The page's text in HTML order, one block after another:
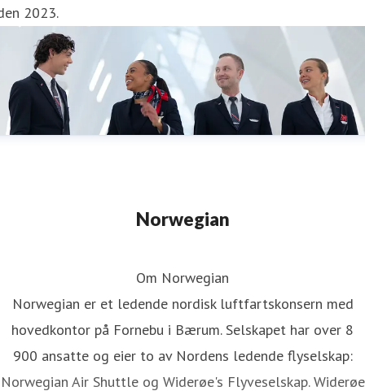
2023.
Norwegian
Om Norwegian
Norwegian er et ledende nordisk luftfartskonsern med
hovedkontor på Fornebu i Bærum. Selskapet har over 8
900 ansatte og eier to av Nordens ledende flyselskap:
Norwegian Air Shuttle og Widerøe's Flyveselskap. Widerøe